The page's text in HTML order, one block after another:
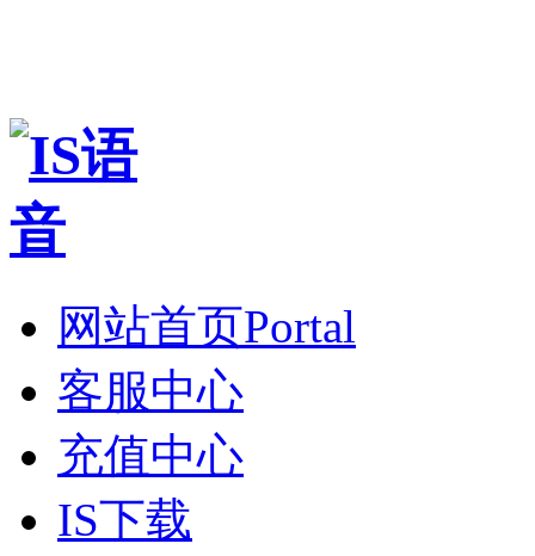
网站首页Portal
客服中心
充值中心
IS下载